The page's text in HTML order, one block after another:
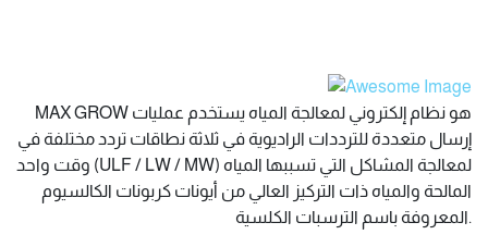
MAX GROW هو نظام إلكتروني لمعالجة المياه يستخدم عمليات
إرسال متعددة للترددات الراديوية في ثلاثة نطاقات تردد مختلفة في
وقت واحد (ULF / LW / MW) لمعالجة المشاكل التي تسببها المياه
المالحة والمياه ذات التركيز العالي من أيونات كربونات الكالسيوم
المعروفة باسم الترسبات الكلسية.